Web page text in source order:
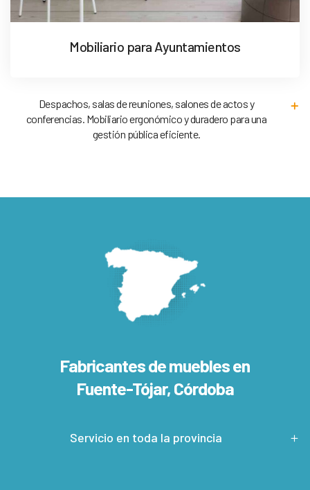
Mobiliario para Ayuntamientos
Despachos, salas de reuniones, salones de actos y
conferencias. Mobiliario ergonómico y duradero para una
gestión pública eficiente.
Fabricantes de muebles en
Fuente-Tójar, Córdoba
Servicio en toda la provincia